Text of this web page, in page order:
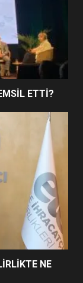
SÜRE
NEYİ
ETTİ?
NE